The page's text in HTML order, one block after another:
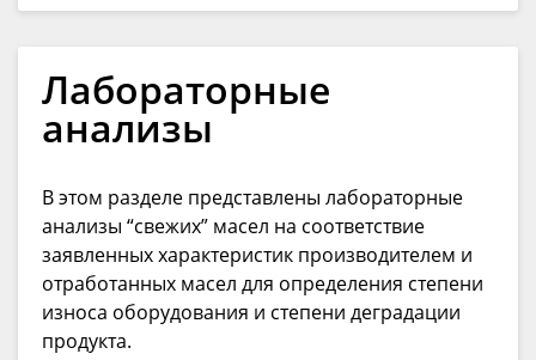
Лабораторные
анализы
В этом разделе представлены лабораторные
анализы “cвежих” масел на соответствие
заявленных характеристик производителем и
отработанных масел для определения степени
износа оборудования и степени деградации
продукта.